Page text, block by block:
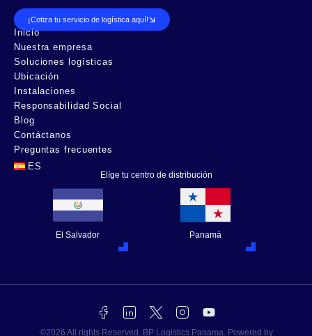
¡Cotiza tu servicio de logística aquí!
Inicio
Nuestra empresa
Soluciones logísticas
Ubicación
Instalaciones
Responsabilidad Social
Blog
Contáctanos
Preguntas frecuentes
ES
Elíge tu centro de distribución
El Salvador Panamá
©2026 All rights Reserved. BP Logistics Panama. Powered by